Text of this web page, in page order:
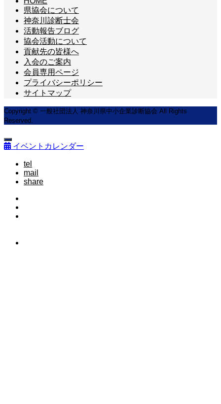
県協会について
神奈川診断士会
活動報告ブログ
協会活動について
貢献先の皆様へ
入会のご案内
会員専用ページ
プライバシーポリシー
サイトマップ
Copyright © 一般社団法人 神奈川県中小企業診断協会 All Rights
Reserved.
イベントカレンダー
tel
mail
share